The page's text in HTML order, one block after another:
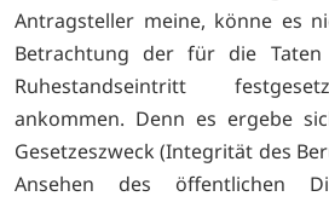
Antragsteller meine, könne es
Betrachtung der für die
Ruhestandseintritt
ankommen. Denn es ergebe
Gesetzeszweck (Integrität des
Ansehen des öffentlichen